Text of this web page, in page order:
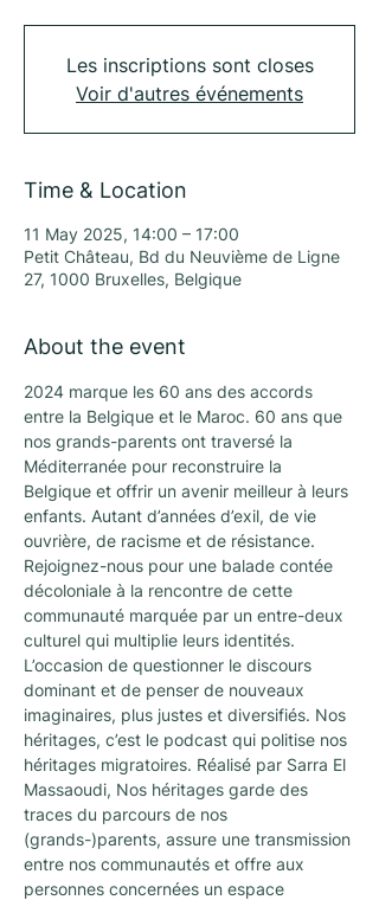
Les inscriptions sont closes
Voir d'autres événements
Time & Location
11 May 2025, 14:00 – 17:00
Petit Château, Bd du Neuvième de Ligne
27, 1000 Bruxelles, Belgique
About the event
2024 marque les 60 ans des accords
entre la Belgique et le Maroc. 60 ans que
nos grands-parents ont traversé la
Méditerranée pour reconstruire la
Belgique et offrir un avenir meilleur à leurs
enfants. Autant d’années d’exil, de vie
ouvrière, de racisme et de résistance.
Rejoignez-nous pour une balade contée
décoloniale à la rencontre de cette
communauté marquée par un entre-deux
culturel qui multiplie leurs identités.
L’occasion de questionner le discours
dominant et de penser de nouveaux
imaginaires, plus justes et diversifiés. Nos
héritages, c’est le podcast qui politise nos
héritages migratoires. Réalisé par Sarra El
Massaoudi, Nos héritages garde des
traces du parcours de nos
(grands-)parents, assure une transmission
entre nos communautés et offre aux
personnes concernées un espace